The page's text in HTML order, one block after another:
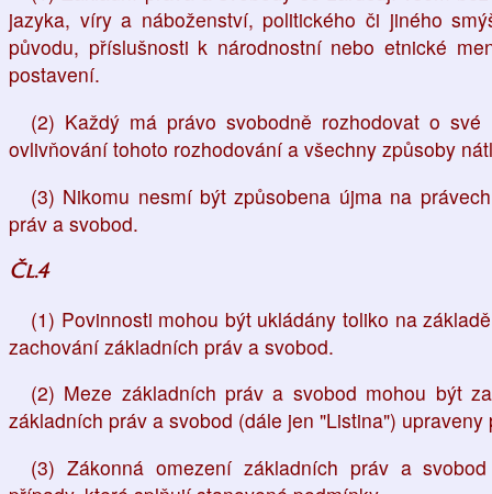
jazyka, víry a náboženství, politického či jiného
původu, příslušnosti k národnostní nebo etnické
postavení.
(2) Každý má právo svobodně rozhodovat o své
ovlivňování tohoto rozhodování a všechny způsoby
(3) Nikomu nesmí být způsobena újma na
práv a svobod.
Čl.4
(1) Povinnosti mohou být ukládány toliko na
zachování základních práv a svobod.
(2) Meze základních práv a svobod mohou být
základních práv a svobod (dále jen "Listina") upraveny
(3) Zákonná omezení základních práv a